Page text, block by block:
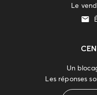
Le
Un
Les réponses